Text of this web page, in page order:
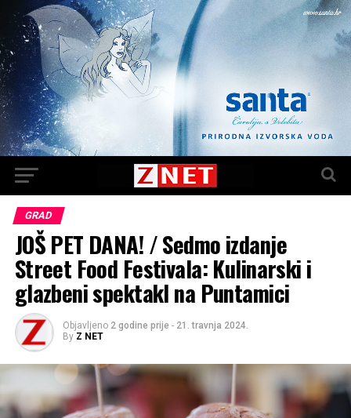
GRAD
JOŠ PET DANA! / Sedmo izdanje
Street Food Festivala: Kulinarski i
glazbeni spektakl na Puntamici
Objavljeno 2 godine prije - 21. travnja 2024.
By Z NET